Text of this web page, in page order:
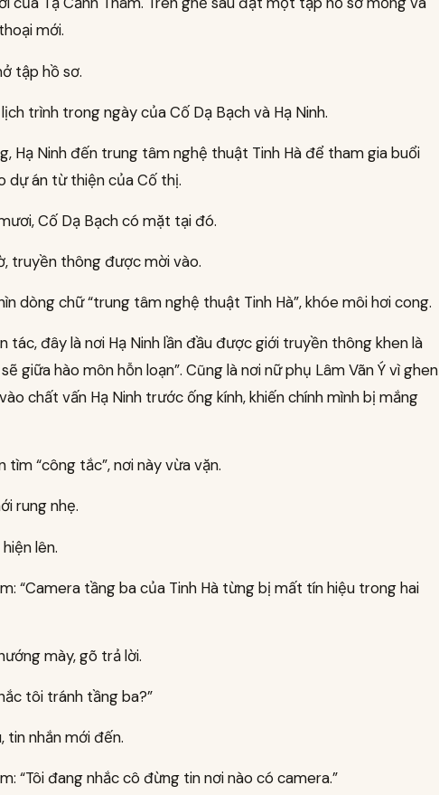
mới.
tập hồ sơ.
trình trong ngày của Cố Dạ Bạch và Hạ Ninh.
Hạ Ninh đến trung tâm nghệ thuật Tinh Hà để tham gia buổi
dự án từ thiện của Cố thị.
Cố Dạ Bạch có mặt tại đó.
truyền thông được mời vào.
dòng chữ “trung tâm nghệ thuật Tinh Hà”, khóe môi hơi cong.
tác, đây là nơi Hạ Ninh lần đầu được giới truyền thông khen là
giữa hào môn hỗn loạn”. Cũng là nơi nữ phụ Lâm Vãn Ý vì ghen
chất vấn Hạ Ninh trước ống kính, khiến chính mình bị mắng
tìm “công tắc”, nơi này vừa vặn.
rung nhẹ.
lên.
“Camera tầng ba của Tinh Hà từng bị mất tín hiệu trong hai
mày, gõ trả lời.
tôi tránh tầng ba?”
tin nhắn mới đến.
“Tôi đang nhắc cô đừng tin nơi nào có camera.”